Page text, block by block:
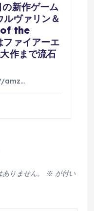
新作ゲーム
ヴァリン＆
of the
ァイアーエ
作まで流石
amz…
りません。 ※が付い